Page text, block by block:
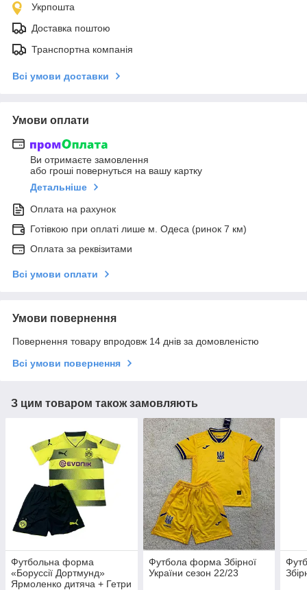
Укрпошта
Доставка поштою
Транспортна компанія
Всі умови доставки
Умови оплати
Ви отримаєте замовлення
або гроші повернуться на вашу картку
Детальніше
Оплата на рахунок
Готівкою при оплаті лише м. Одеса (ринок 7 км)
Оплата за реквізитами
Всі умови оплати
Умови повернення
Повернення товару впродовж 14 днів за домовленістю
Всі умови повернення
З цим товаром також замовляють
Футбольна форма
«Боруссії Дортмунд»
Ярмоленко дитяча + Гетри
Футбола форма Збірної
України сезон 22/23